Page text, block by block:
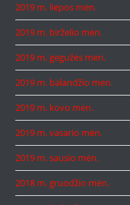
2019 m. liepos mėn.
2019 m. birželio mėn.
2019 m. gegužės mėn.
2019 m. balandžio mėn.
2019 m. kovo mėn.
2019 m. vasario mėn.
2019 m. sausio mėn.
2018 m. gruodžio mėn.